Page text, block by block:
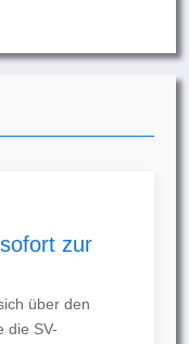
zur
über den
die SV-